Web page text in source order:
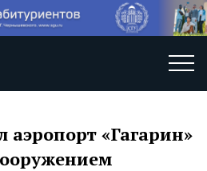
аэропорт «Гагарин»